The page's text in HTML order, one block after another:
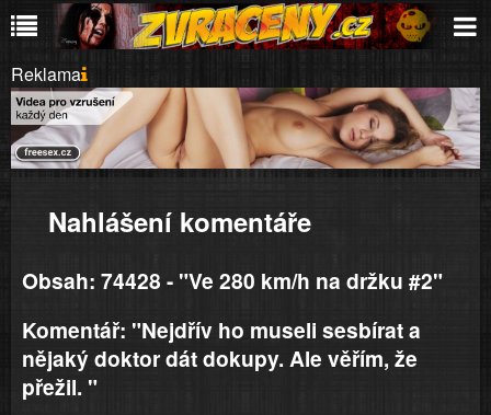
Reklama
Nahlášení komentáře
Obsah: 74428 - "Ve 280 km/h na držku #2"
Komentář: "Nejdřív ho museli sesbírat a
nějaký doktor dát dokupy. Ale věřím, že
přežil. "